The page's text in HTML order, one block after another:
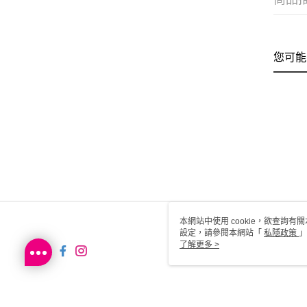
您可
本網站中使用 cookie，欲查詢有
設定，請參閱本網站「 私隱政策
用 cookie。
了解更多 >